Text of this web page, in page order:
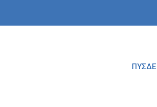
ΠΥΣΔΕ